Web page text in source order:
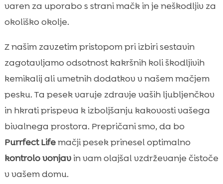
varen za uporabo s strani mačk in je neškodljiv za
okoliško okolje.
Z našim zavzetim pristopom pri izbiri sestavin
zagotavljamo odsotnost kakršnih koli škodljivih
kemikalij ali umetnih dodatkov v našem mačjem
pesku. Ta pesek varuje zdravje vaših ljubljenčkov
in hkrati prispeva k izboljšanju kakovosti vašega
bivalnega prostora. Prepričani smo, da bo
Purrfect Lifemačji pesek prinesel optimalno
kontrolo vonjavin vam olajšal vzdrževanje čistoče
v vašem domu.